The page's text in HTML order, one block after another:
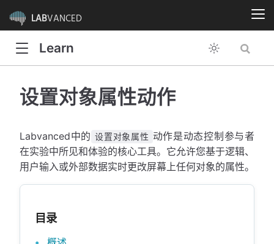
LABVANCED
Learn
设置对象属性动作
Labvanced中的 设置对象属性 动作是动态控制参与者
在实验中所见和体验的核心工具。它允许您基于逻辑、
用户输入或外部数据实时更改屏幕上任何对象的属性。
目录